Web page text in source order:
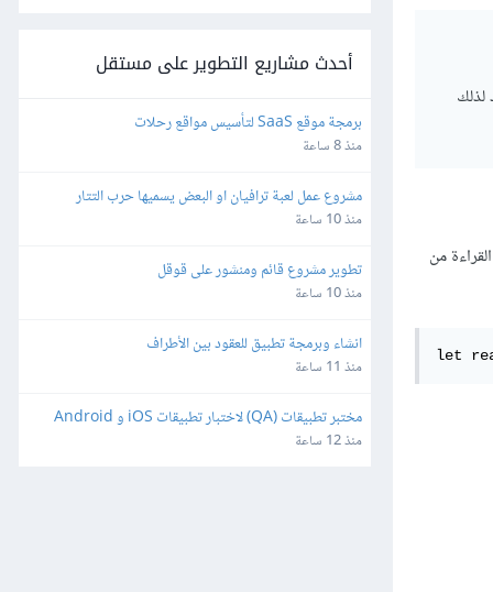
لذلك
من
let
أحدث مشاريع التطوير على مستقل
برمجة موقع SaaS لتأسيس مواقع رحلات
منذ 8 ساعة
مشروع عمل لعبة ترافيان او البعض يسميها حرب التتار
منذ 10 ساعة
تطوير مشروع قائم ومنشور على قوقل
منذ 10 ساعة
انشاء وبرمجة تطبيق للعقود بين الأطراف
منذ 11 ساعة
مختبر تطبيقات (QA) لاختبار تطبيقات iOS و Android
منذ 12 ساعة